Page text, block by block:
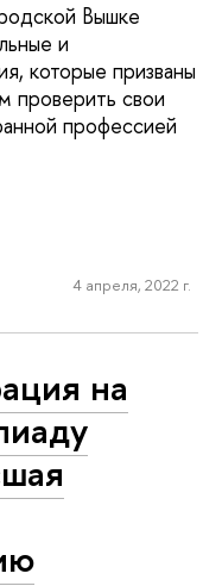
Вышке
и
которые призваны
проверить свои
профессией
4 апреля, 2022 г.
на